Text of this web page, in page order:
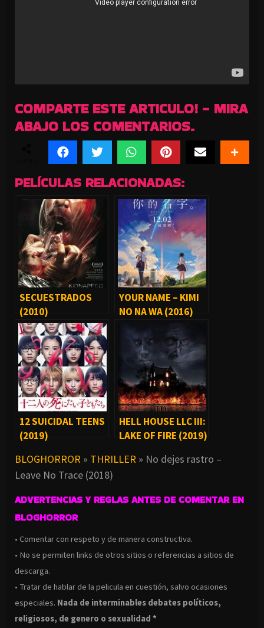
COMPARTE ESTE ARTICULO! - MIRA
ABAJO LOS COMENTARIOS.
PELÍCULAS RELACIONADAS:
SECUESTRADOS
(2010)
YOUR NAME – KIMI
NO NA WA (2016)
12 SUICIDAL TEENS
(2019)
HELL HOUSE LLC III:
LAKE OF FIRE (2019)
BLOGHORROR » THRILLER » No dejes rastro –
Leave No Trace (2018)
ADVERTENCIAS Y REGLAS ANTES DE COMENTAR EN
BLOGHORROR
• Comentar con respeto y de manera constructiva.
• No se permiten links de otros sitios o referencias a sitios de
descarga.
• Tratar de hablar de la pelicula en cuestión, salvo ocasiones
especiales. Nada de interminables debates políticos,
religiosos, de genero o sexualidad *